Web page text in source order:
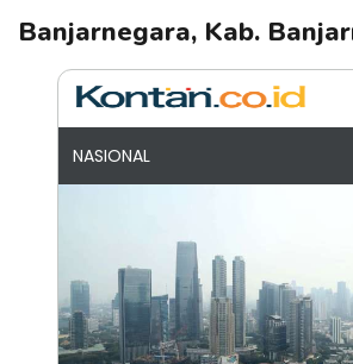
Banjarnegara, Kab.
NASIONAL